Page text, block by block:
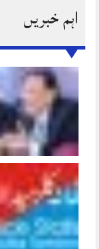
اہم خبریں